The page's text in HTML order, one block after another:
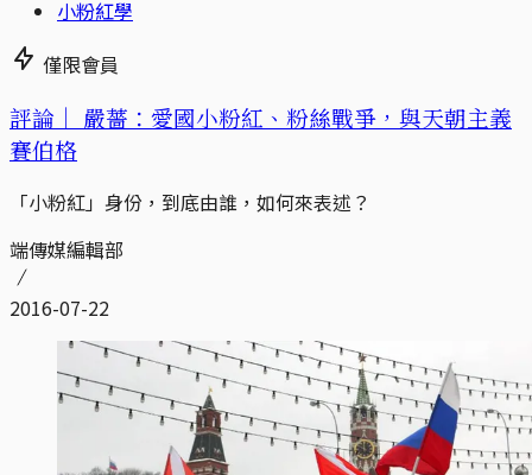
小粉紅學
僅限會員
評論｜ 嚴薔：愛國小粉紅、粉絲戰爭，與天朝主義
賽伯格
「小粉紅」身份，到底由誰，如何來表述？
端傳媒編輯部
2016-07-22